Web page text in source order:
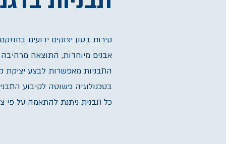
קירות בטון יצוקים ידועים
אבנים מיוחדות, התוצאה
התבניות מאפשרות לבצע יציקת
בטכנולוגיה פשוטה לקיבוע
כל תבנית ניתנת להתאמה על פי